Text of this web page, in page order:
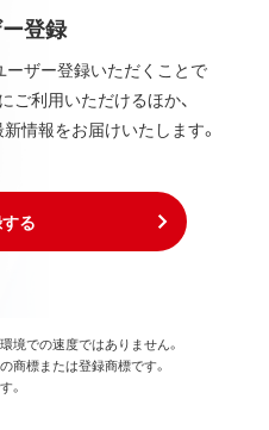
登録
ーザー登録いただくことで
ご利用いただけるほか、
情報をお届けいたします。
る
境での速度ではありません。
商標または登録商標です。
。